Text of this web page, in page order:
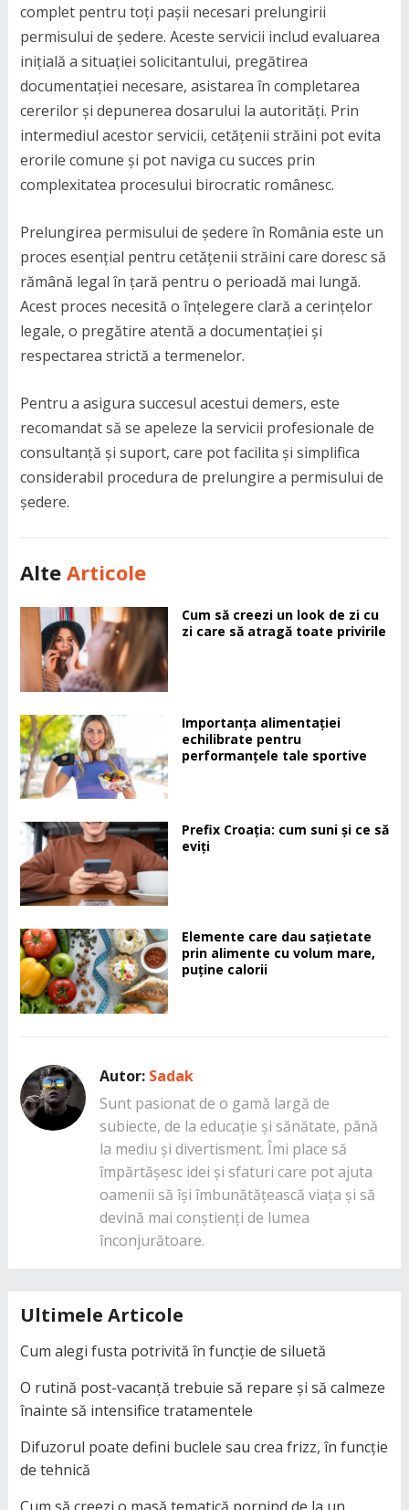
complet pentru toți pașii necesari prelungirii
permisului de ședere. Aceste servicii includ evaluarea
inițială a situației solicitantului, pregătirea
documentației necesare, asistarea în completarea
cererilor și depunerea dosarului la autorități. Prin
intermediul acestor servicii, cetățenii străini pot evita
erorile comune și pot naviga cu succes prin
complexitatea procesului birocratic românesc.
Prelungirea permisului de ședere în România este un
proces esențial pentru cetățenii străini care doresc să
rămână legal în țară pentru o perioadă mai lungă.
Acest proces necesită o înțelegere clară a cerințelor
legale, o pregătire atentă a documentației și
respectarea strictă a termenelor.
Pentru a asigura succesul acestui demers, este
recomandat să se apeleze la servicii profesionale de
consultanță și suport, care pot facilita și simplifica
considerabil procedura de prelungire a permisului de
ședere.
Alte Articole
Cum să creezi un look de zi cu
zi care să atragă toate privirile
Importanța alimentației
echilibrate pentru
performanțele tale sportive
Prefix Croația: cum suni și ce să
eviți
Elemente care dau sațietate
prin alimente cu volum mare,
puține calorii
Autor: Sadak
Sunt pasionat de o gamă largă de
subiecte, de la educație și sănătate, până
la mediu și divertisment. Îmi place să
împărtășesc idei și sfaturi care pot ajuta
oamenii să își îmbunătățească viața și să
devină mai conștienți de lumea
înconjurătoare.
Ultimele Articole
Cum alegi fusta potrivită în funcție de siluetă
O rutină post-vacanță trebuie să repare și să calmeze
înainte să intensifice tratamentele
Difuzorul poate defini buclele sau crea frizz, în funcție
de tehnică